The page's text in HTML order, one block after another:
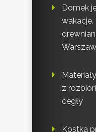
Domek
z
cegły
Kostka